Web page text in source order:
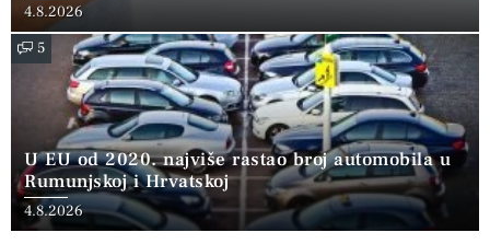
4.8.2026
5
U EU od 2020. najviše rastao broj automobila u
Rumunjskoj i Hrvatskoj
4.8.2026